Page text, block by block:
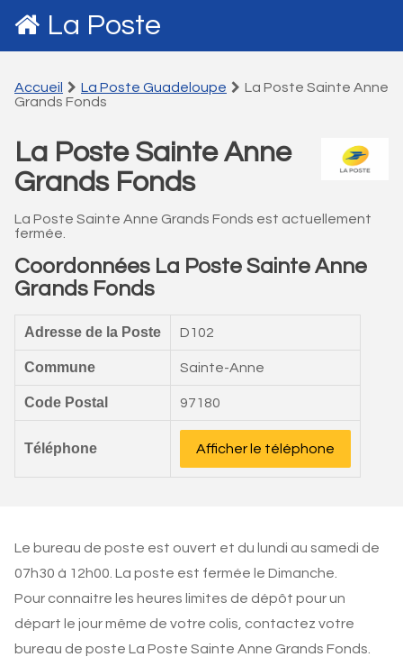
La Poste
Accueil La Poste Guadeloupe
La Poste Sainte Anne
Grands Fonds
La Poste Sainte Anne
Grands Fonds
La Poste Sainte Anne Grands Fonds est actuellement
fermée.
Coordonnées La Poste Sainte Anne
Grands Fonds
Adresse de la Poste D102
Commune Sainte-Anne
Code Postal 97180
Téléphone Afficher le téléphone
Le bureau de poste est ouvert et du lundi au samedi de
07h30 à 12h00. La poste est fermée le Dimanche.
Pour connaitre les heures limites de dépôt pour un
départ le jour même de votre colis, contactez votre
bureau de poste La Poste Sainte Anne Grands Fonds.